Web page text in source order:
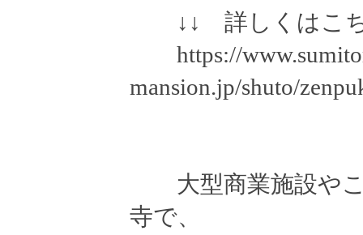
↓↓ 詳しくはこ
https://
mansion.jp/shuto/
大型商業施設やこ
寺で、